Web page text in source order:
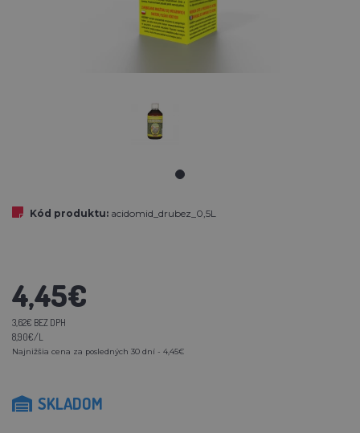
Kód produktu: acidomid_drubez_0,5L
4,45€
3,62€ BEZ DPH
8,90€/L
Najnižšia cena za posledných 30 dní - 4,45€
SKLADOM